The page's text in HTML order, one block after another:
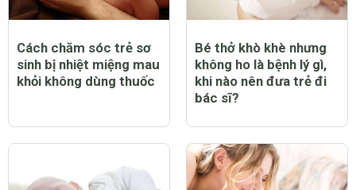
Cách chăm sóc trẻ sơ
sinh bị nhiệt miệng mau
khỏi không dùng thuốc
Bé thở khò khè nhưng
không ho là bệnh lý gì,
khi nào nên đưa trẻ đi
bác sĩ?